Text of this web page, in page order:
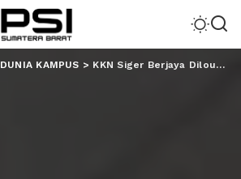
DUNIA KAMPUS > KKN Siger Berjaya Dilounching, Ini Pesan Gubernur!